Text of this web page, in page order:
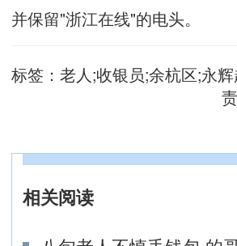
并保留"浙江在线"的电头。
标签： 老人;收银员;余杭区;永
相关阅读